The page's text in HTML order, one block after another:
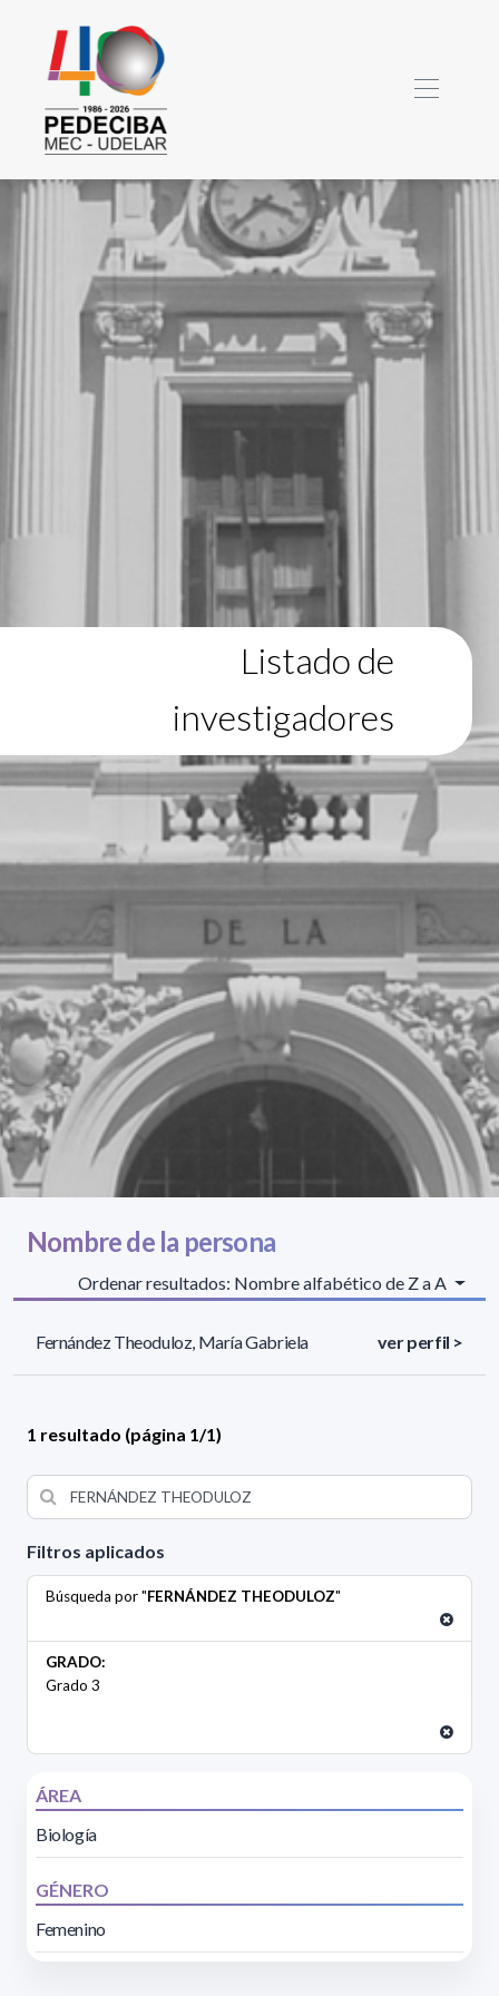
Listado de
investigadores
Filtros aplicados
Búsqueda por "FERNÁNDEZ THEODULOZ"
GRADO:
Grado 3
ÁREA
Biología
GÉNERO
Femenino
Nombre de la persona
Ordenar resultados: Nombre alfabético de Z a A
Fernández Theoduloz, María Gabriela ver perfil >
1 resultado (página 1/1)